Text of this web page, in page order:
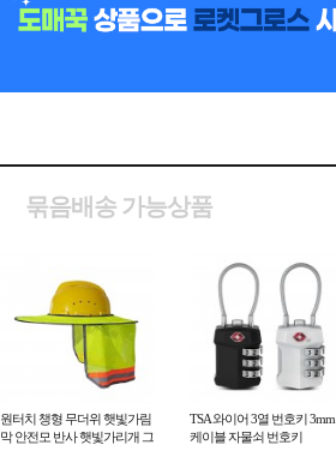
묶음배송 가능상품
원터치 챙형 무더위 햇빛가림
막 안전모 반사 햇빛가리개 그
TSA 와이어 3열 번호키 3mm
케이블 자물쇠 번호키